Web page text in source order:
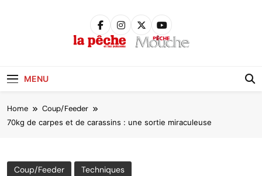
MENU
Home Coup/Feeder
70kg de carpes et de carassins : une sortie miraculeuse
Coup/Feeder Techniques